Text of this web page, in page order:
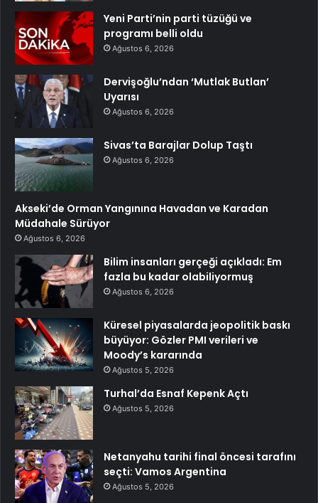
Yeni Parti’nin parti tüzüğü ve
programı belli oldu
Ağustos 6, 2026
Dervişoğlu’ndan ‘Mutlak Butlan’
Uyarısı
Ağustos 6, 2026
Sivas’ta Barajlar Dolup Taştı
Ağustos 6, 2026
Akseki’de Orman Yangınına Havadan ve Karadan
Müdahale Sürüyor
Ağustos 6, 2026
Bilim insanları gerçeği açıkladı: Em
fazla bu kadar olabiliyormuş
Ağustos 6, 2026
Küresel piyasalarda jeopolitik baskı
büyüyor: Gözler PMI verileri ve
Moody’s kararında
Ağustos 5, 2026
Turhal’da Esnaf Kepenk Açtı
Ağustos 5, 2026
Netanyahu tarihi final öncesi tarafını
seçti: Vamos Argentina
Ağustos 5, 2026